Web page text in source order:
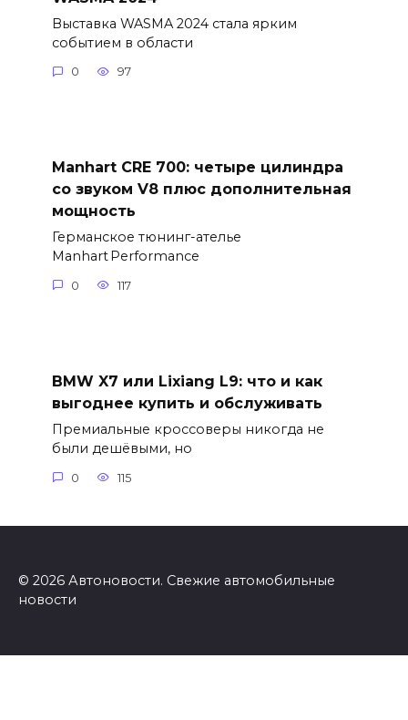
Выставка WASMA 2024 стала ярким
событием в области
0 97
Manhart CRE 700: четыре цилиндра
со звуком V8 плюс дополнительная
мощность
Германское тюнинг-ателье
Manhart Performance
0 117
BMW X7 или Lixiang L9: что и как
выгоднее купить и обслуживать
Премиальные кроссоверы никогда не
были дешёвыми, но
0 115
© 2026 Автоновости. Свежие автомобильные
новости